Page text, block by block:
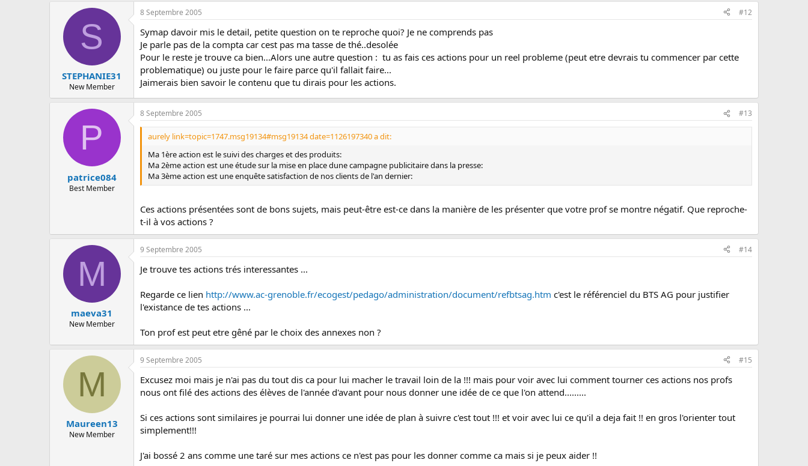
S
STEPHANIE31
New Member
8 Septembre 2005 #12
Symap davoir mis le detail, petite question on te reproche quoi? Je ne comprends pas
Je parle pas de la compta car cest pas ma tasse de thé..desolée
Pour le reste je trouve ca bien...Alors une autre question : tu as fais ces actions pour un reel probleme (peut etre devrais tu commencer par cette
problematique) ou juste pour le faire parce qu'il fallait faire...
Jaimerais bien savoir le contenu que tu dirais pour les actions.
P
patrice084
Best Member
8 Septembre 2005 #13
aurely link=topic=1747.msg19134#msg19134 date=1126197340 a dit:
Ma 1ère action est le suivi des charges et des produits:
Ma 2ème action est une étude sur la mise en place dune campagne publicitaire dans la presse:
Ma 3ème action est une enquête satisfaction de nos clients de l'an dernier:
Ces actions présentées sont de bons sujets, mais peut-être est-ce dans la manière de les présenter que votre prof se montre négatif. Que reproche-
t-il à vos actions ?
M
maeva31
New Member
9 Septembre 2005 #14
Je trouve tes actions trés interessantes ...
Regarde ce lien http://www.ac-grenoble.fr/ecogest/pedago/administration/document/refbtsag.htm c'est le référenciel du BTS AG pour justifier
l'existance de tes actions ...
Ton prof est peut etre gêné par le choix des annexes non ?
M
Maureen13
New Member
9 Septembre 2005 #15
Excusez moi mais je n'ai pas du tout dis ca pour lui macher le travail loin de la !!! mais pour voir avec lui comment tourner ces actions nos profs
nous ont filé des actions des élèves de l'année d'avant pour nous donner une idée de ce que l'on attend.........
Si ces actions sont similaires je pourrai lui donner une idée de plan à suivre c'est tout !!! et voir avec lui ce qu'il a deja fait !! en gros l'orienter tout
simplement!!!
J'ai bossé 2 ans comme une taré sur mes actions ce n'est pas pour les donner comme ca mais si je peux aider !!